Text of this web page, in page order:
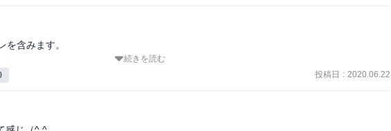
員。
の犬。ボクサーとエアデール・テリアと何かが混じった雑種。《古代イヌ様生物、と
情が漂っている。》アルパカp.185。桃くんと出会い興奮のあまり正体を失った。嗅覚に
カメラというのは、向けられる人にとっては銃口のようなものだった。》p.131
かない現場。言うことを聞かない生き物がぞろぞろおり危険だしいろいろ制限もあるの
園同士は一見すると競合他社のようだが、現場の飼育員の感覚は「他地域の支社」に
を含みます。
途中、2号が犯人か？と思いましたが全然違った…笑　象の魅力と怖さがふんだんに描か
する、というのが一番破壊の被害が大きいんだろうな…と納得。それぞれのキャラも相
ルにさらっと楽しめました。相変わらず脚注に爆笑。
続きを読む
投稿日 : 2020.06.22